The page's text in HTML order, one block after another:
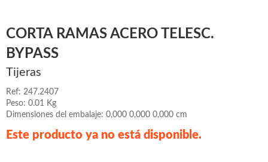
CORTA RAMAS ACERO TELESC.
BYPASS
Tijeras
Ref: 247.2407
Peso: 0.01 Kg
Dimensiones del embalaje: 0,000 0,000 0,000 cm
Este producto ya no está disponible.